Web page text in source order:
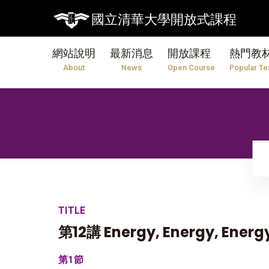
國立清華大學開放式課程
網站說明
About
最新消息
News
開放課程
Open Course
熱門教
Popular
TITLE
第12講 Energy, Energy,
第1節